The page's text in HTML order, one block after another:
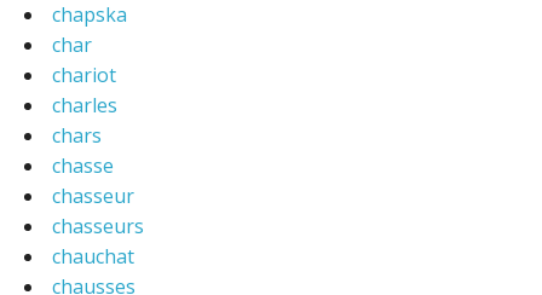
chapska
char
chariot
charles
chars
chasse
chasseur
chasseurs
chauchat
chausses